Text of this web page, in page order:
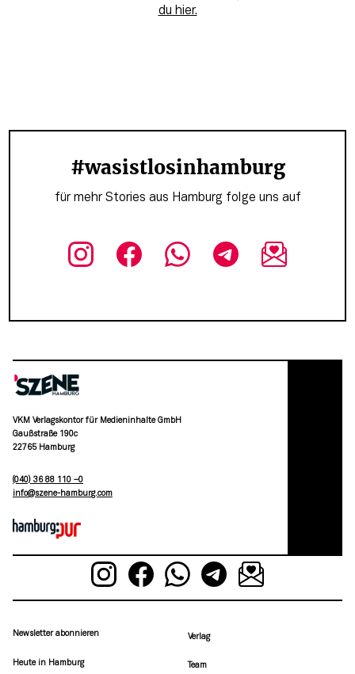
du hier.
#wasistlosinhamburg
für mehr Stories aus Hamburg folge uns auf
VKM Verlagskontor für Medieninhalte GmbH
Gaußstraße 190c
22765 Hamburg
(040) 36 88 110 –0
moc.grubmah-enezs@ofni
Newsletter abonnieren
Heute in Hamburg
Verlag
Team